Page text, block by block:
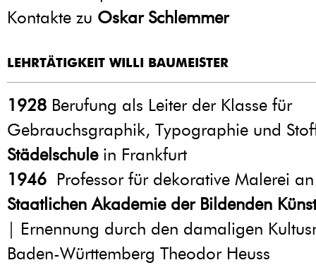
Kontakte zu Oskar Schlemmer
LEHRTÄTIGKEIT WILLI BAUMEISTER
1928 Berufung als Leiter der Klasse für
Gebrauchsgraphik, Typographie und
Städelschulein Frankfurt
1946 Professor für dekorative Malerei
Staatlichen Akademie der Bildenden
| Ernennung durch den damaligen
Baden-Württemberg Theodor Heuss